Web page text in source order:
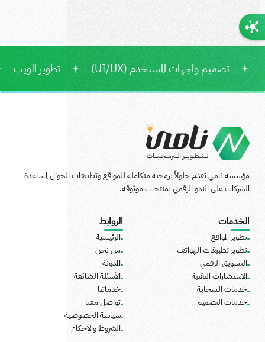
تصميم واجهات المستخدم (UI/UX) تطوير الويب
مؤسسة نامي تقدم حلولاً برمجية متكاملة للمواقع وتطبيقات الجوال لمساعدة
الشركات على النمو الرقمي بمنتجات موثوقة.
الخدمات
تطوير المواقع
تطوير تطبيقات الهواتف
التسويق الرقمي
الاستشارات التقنية
خدمات السحابة
خدمات التصميم
الروابط
الرئيسية
من نحن
المدونة
الأسئلة الشائعة
خدماتنا
تواصل معنا
سياسة الخصوصية
الشروط والأحكام